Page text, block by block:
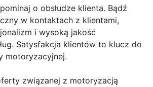
o obsłudze klienta. Bądź
w kontaktach z klientami,
i wysoką jakość
Satysfakcja klientów to klucz do
motoryzacyjnej.
związanej z motoryzacją